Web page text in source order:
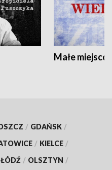
Małe
/ GDAŃSK /
/ KIELCE /
ŁÓDŹ / OLSZTYN /